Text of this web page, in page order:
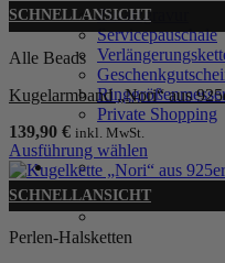
Zusatzgravur
Servicepauschale
Private Shopping
SCHNELLANSICHT
Alle Beads
Kugelarmband „Nori“ aus
139,90 € inkl. MwSt.
Ausführung wählen
Dieses
Produkt
weist
mehrere
Varianten
SCHNELLANSICHT
Perlen-Halsketten